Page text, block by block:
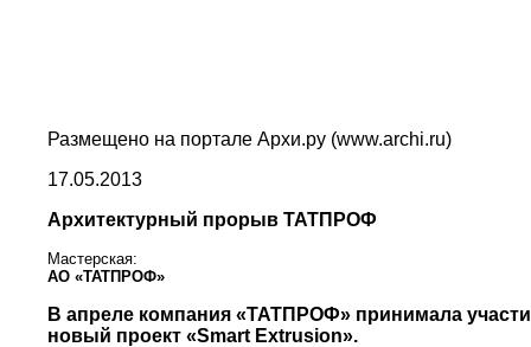
Размещено на портале Архи.ру (www.archi.ru)
17.05.2013
Архитектурный прорыв ТАТПРОФ
Мастерская:
АО «ТАТПРОФ»
В апреле компания «ТАТПРОФ» принимала
новый проект «Smart Extrusion».